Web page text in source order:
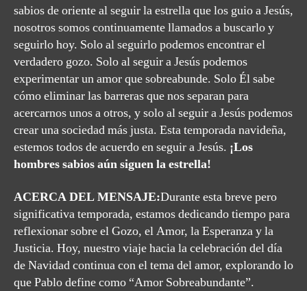
sabios de oriente al seguir la estrella que los guio a Jesús,
nosotros somos continuamente llamados a buscarlo y
seguirlo hoy. Solo al seguirlo podemos encontrar el
verdadero gozo. Solo al seguir a Jesús podemos
experimentar un amor que sobreabunde. Solo Él sabe
cómo eliminar las barreras que nos separan para
acercarnos unos a otros, y solo al seguir a Jesús podemos
crear una sociedad más justa. Esta temporada navideña,
estemos todos de acuerdo en seguir a Jesús. ¡Los
hombres sabios aún siguen la estrella!
ACERCA DEL MENSAJE:Durante esta breve pero
significativa temporada, estamos dedicando tiempo para
reflexionar sobre el Gozo, el Amor, la Esperanza y la
Justicia. Hoy, nuestro viaje hacia la celebración del día
de Navidad continua con el tema del amor, explorando lo
que Pablo define como “Amor Sobreabundante”.